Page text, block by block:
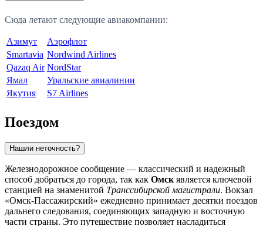
Сюда летают следующие авиакомпании:
Азимут
Аэрофлот
Smartavia Nordwind Airlines
Qazaq Air NordStar
Ямал
Уральские авиалинии
Якутия
S7 Airlines
Поездом
Нашли неточность?
Железнодорожное сообщение — классический и надежный
способ добраться до города, так как Омск является ключевой
станцией на знаменитой Транссибирской магистрали. Вокзал
«Омск-Пассажирский» ежедневно принимает десятки поездов
дальнего следования, соединяющих западную и восточную
части страны. Это путешествие позволяет насладиться